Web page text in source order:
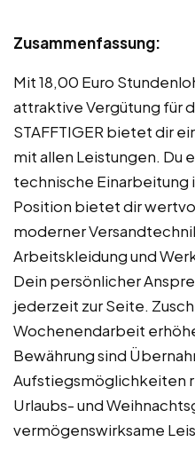
Zusammenfassung:
Mit 18,00 Euro
attraktive Vergütung für
STAFFTIGER bietet dir
mit allen Leistungen. Du
technische Einarbeitung
Position bietet dir
moderner
Arbeitskleidung und
Dein persönlicher
jederzeit zur Seite.
Wochenendarbeit
Bewährung sind
Aufstiegsmöglichkeiten
Urlaubs- und
vermögenswirksame